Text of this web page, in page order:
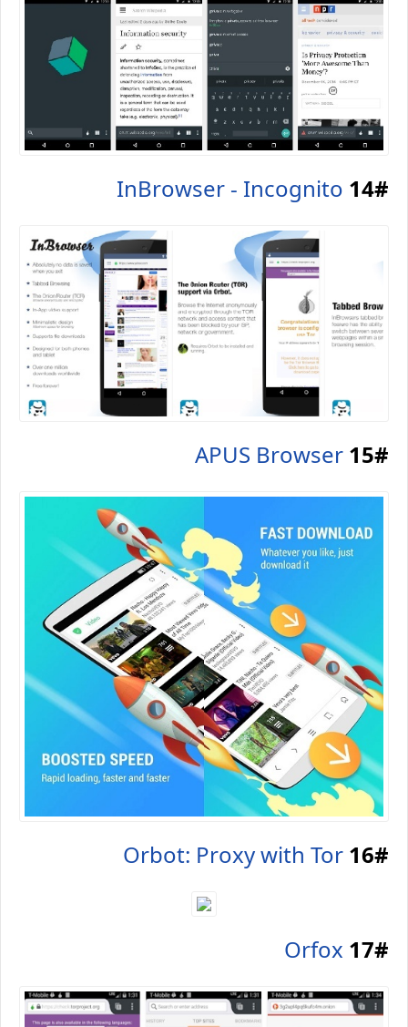
InBrowser - Incognito 14#
APUS Browser 15#
Orbot: Proxy with Tor 16#
Orfox 17#